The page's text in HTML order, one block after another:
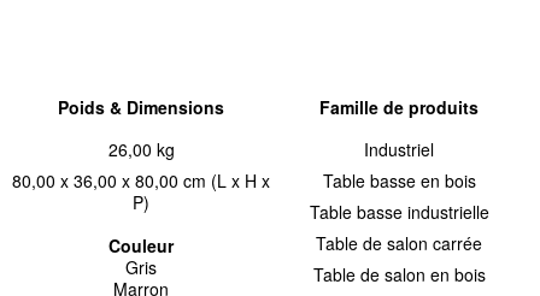
Poids & Dimensions
26,00 kg
80,00 x 36,00 x 80,00 cm (L x H x
P)
Couleur
Gris
Marron
Famille de produits
Industriel
Table basse en bois
Table basse industrielle
Table de salon carrée
Table de salon en bois